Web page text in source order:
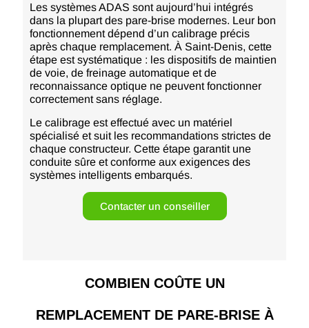
Les systèmes ADAS sont aujourd’hui intégrés
dans la plupart des pare-brise modernes. Leur bon
fonctionnement dépend d’un calibrage précis
après chaque remplacement. À Saint-Denis, cette
étape est systématique : les dispositifs de maintien
de voie, de freinage automatique et de
reconnaissance optique ne peuvent fonctionner
correctement sans réglage.
Le calibrage est effectué avec un matériel
spécialisé et suit les recommandations strictes de
chaque constructeur. Cette étape garantit une
conduite sûre et conforme aux exigences des
systèmes intelligents embarqués.
Contacter un conseiller
COMBIEN COÛTE UN
REMPLACEMENT DE PARE-BRISE À